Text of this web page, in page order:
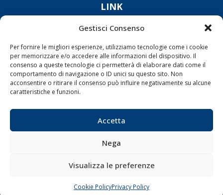
Gestisci Consenso
Per fornire le migliori esperienze, utilizziamo tecnologie come i cookie
per memorizzare e/o accedere alle informazioni del dispositivo. Il
consenso a queste tecnologie ci permetterà di elaborare dati come il
comportamento di navigazione o ID unici su questo sito. Non
acconsentire o ritirare il consenso può influire negativamente su alcune
caratteristiche e funzioni.
Accetta
Nega
Visualizza le preferenze
Cookie PolicyPrivacy Policy
LINK
Shipping
Porti/Interporti
Trasporti
Varie
Blue economy
Chi siamo
Contatti
SEGUI
CHIAMA SCRIVI